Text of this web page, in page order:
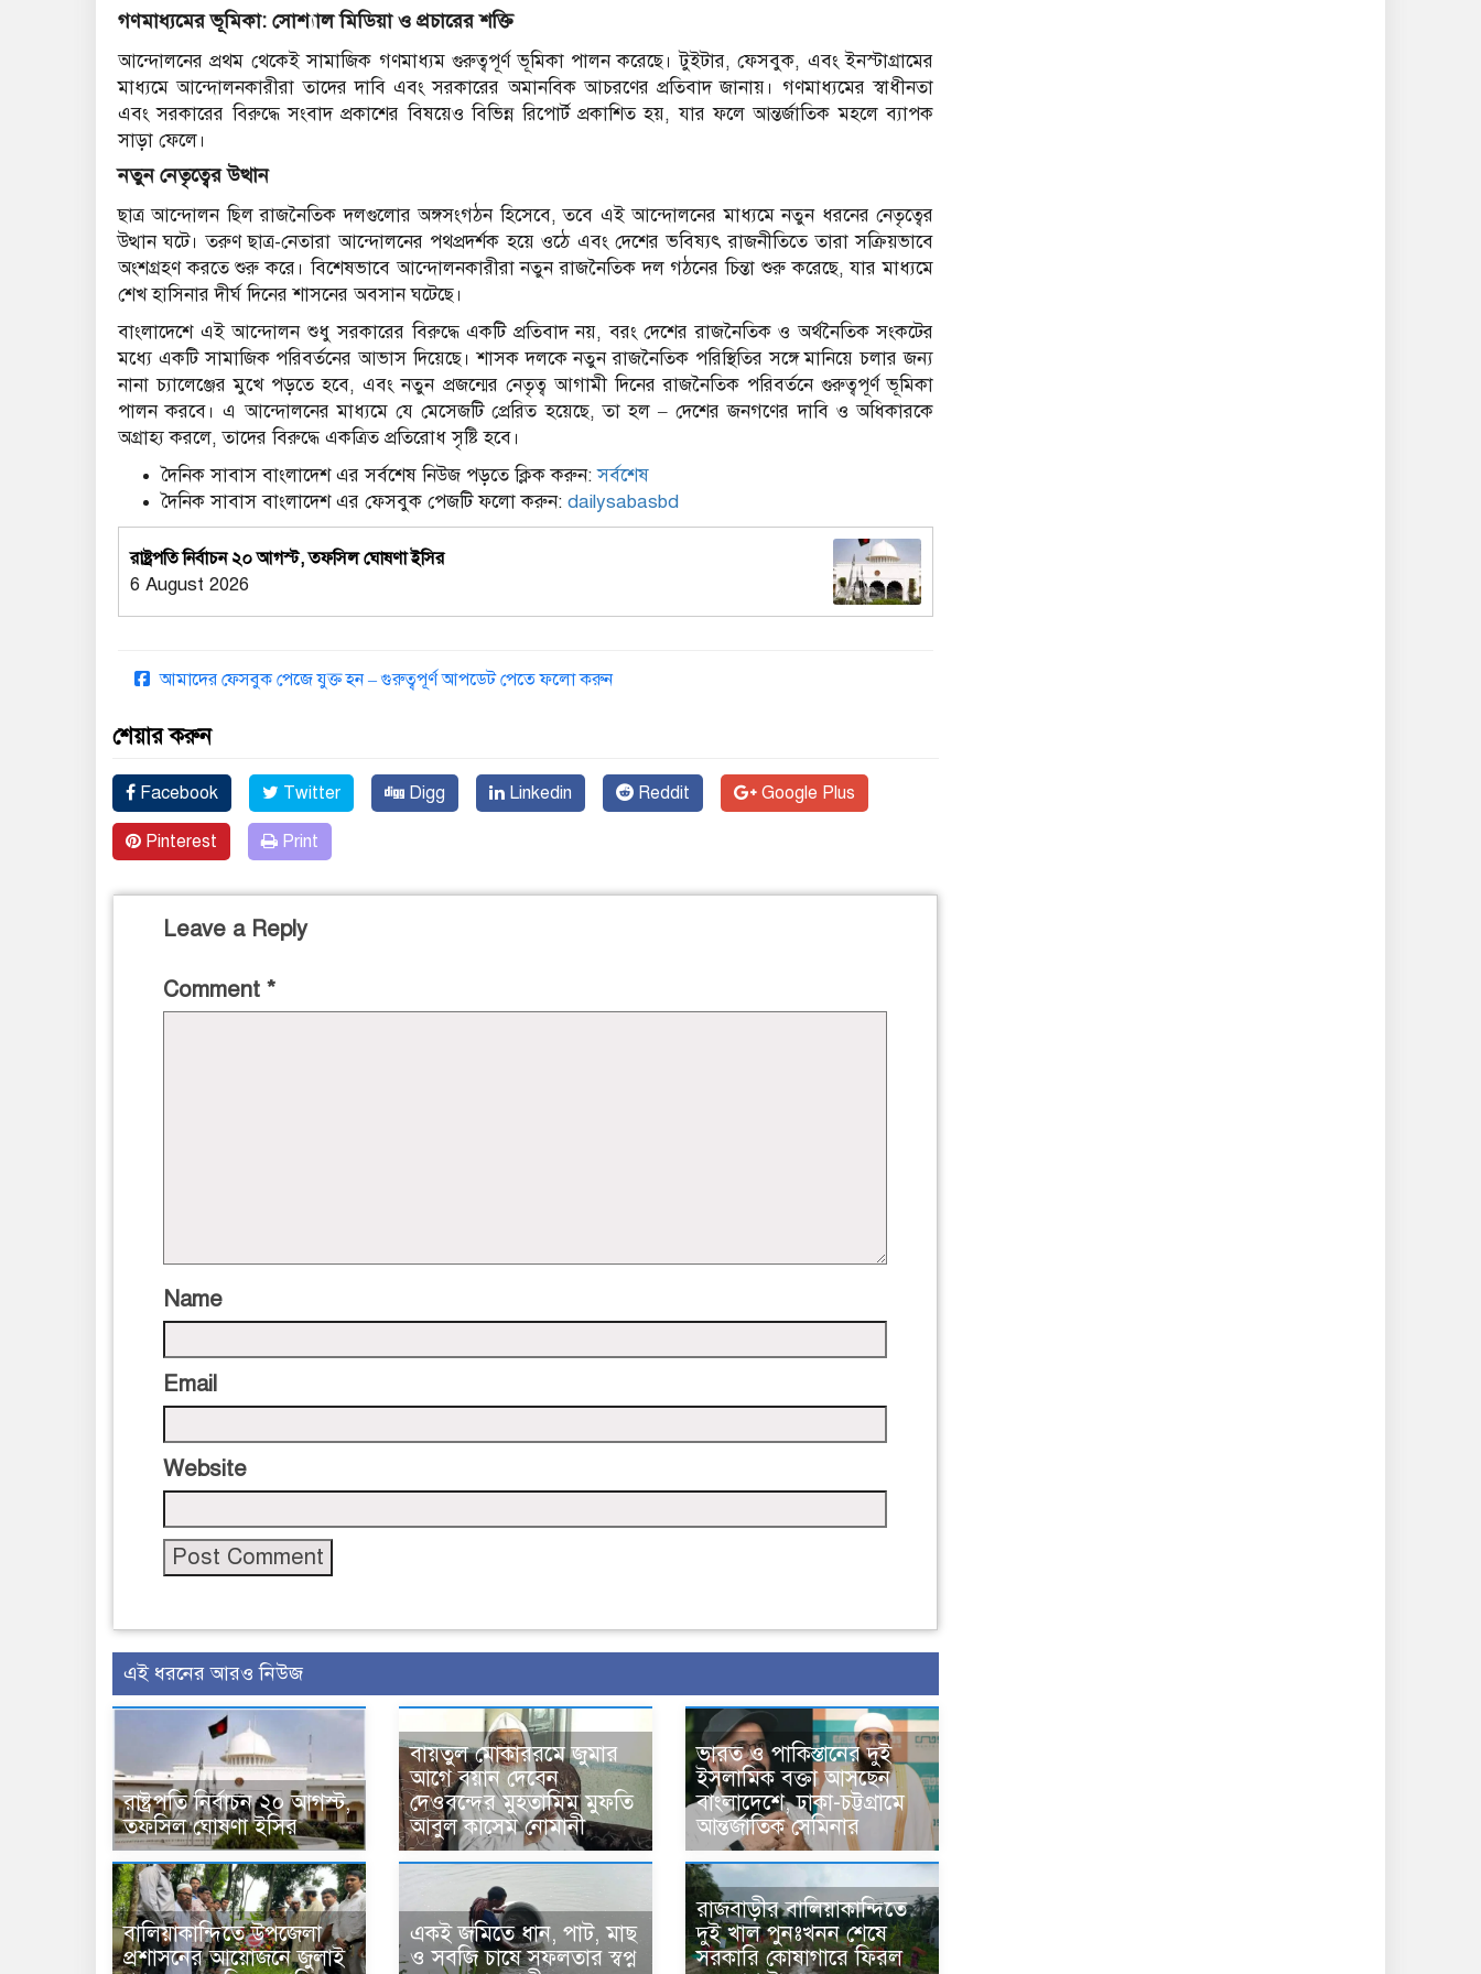
গণমাধ্যমের ভূমিকা: সোশ্যাল মিডিয়া ও প্রচারের শক্তি
আন্দোলনের প্রথম থেকেই সামাজিক গণমাধ্যম গুরুত্বপূর্ণ ভূমিকা পালন করেছে। টুইটার, ফেসবুক, এবং ইনস্টাগ্রামের
মাধ্যমে আন্দোলনকারীরা তাদের দাবি এবং সরকারের অমানবিক আচরণের প্রতিবাদ জানায়। গণমাধ্যমের স্বাধীনতা
এবং সরকারের বিরুদ্ধে সংবাদ প্রকাশের বিষয়েও বিভিন্ন রিপোর্ট প্রকাশিত হয়, যার ফলে আন্তর্জাতিক মহলে ব্যাপক
সাড়া ফেলে।
নতুন নেতৃত্বের উত্থান
ছাত্র আন্দোলন ছিল রাজনৈতিক দলগুলোর অঙ্গসংগঠন হিসেবে, তবে এই আন্দোলনের মাধ্যমে নতুন ধরনের নেতৃত্বের
উত্থান ঘটে। তরুণ ছাত্র-নেতারা আন্দোলনের পথপ্রদর্শক হয়ে ওঠে এবং দেশের ভবিষ্যৎ রাজনীতিতে তারা সক্রিয়ভাবে
অংশগ্রহণ করতে শুরু করে। বিশেষভাবে আন্দোলনকারীরা নতুন রাজনৈতিক দল গঠনের চিন্তা শুরু করেছে, যার মাধ্যমে
শেখ হাসিনার দীর্ঘ দিনের শাসনের অবসান ঘটেছে।
বাংলাদেশে এই আন্দোলন শুধু সরকারের বিরুদ্ধে একটি প্রতিবাদ নয়, বরং দেশের রাজনৈতিক ও অর্থনৈতিক সংকটের
মধ্যে একটি সামাজিক পরিবর্তনের আভাস দিয়েছে। শাসক দলকে নতুন রাজনৈতিক পরিস্থিতির সঙ্গে মানিয়ে চলার জন্য
নানা চ্যালেঞ্জের মুখে পড়তে হবে, এবং নতুন প্রজন্মের নেতৃত্ব আগামী দিনের রাজনৈতিক পরিবর্তনে গুরুত্বপূর্ণ ভূমিকা
পালন করবে। এ আন্দোলনের মাধ্যমে যে মেসেজটি প্রেরিত হয়েছে, তা হল – দেশের জনগণের দাবি ও অধিকারকে
অগ্রাহ্য করলে, তাদের বিরুদ্ধে একত্রিত প্রতিরোধ সৃষ্টি হবে।
দৈনিক সাবাস বাংলাদেশ এর সর্বশেষ নিউজ পড়তে ক্লিক করুন:সর্বশেষ
দৈনিক সাবাস বাংলাদেশ এর ফেসবুক পেজটি ফলো করুন: dailysabasbd
রাষ্ট্রপতি নির্বাচন ২০ আগস্ট, তফসিল ঘোষণা ইসির
6 August 2026
আমাদের ফেসবুক পেজে যুক্ত হন – গুরুত্বপূর্ণ আপডেট পেতে ফলো করুন
শেয়ার করুন
Facebook Twitter Digg Linkedin Reddit Google Plus
Pinterest Print
Leave a Reply
Comment *
Name
Email
Website
এই ধরনের আরও নিউজ
রাষ্ট্রপতি নির্বাচন ২০ আগস্ট,
তফসিল ঘোষণা ইসির
বায়তুল মোকাররমে জুমার
আগে বয়ান দেবেন
দেওবন্দের মুহতামিম মুফতি
আবুল কাসেম নোমানী
ভারত ও পাকিস্তানের দুই
ইসলামিক বক্তা আসছেন
বাংলাদেশে, ঢাকা-চট্টগ্রামে
আন্তর্জাতিক সেমিনার
বালিয়াকান্দিতে উপজেলা
প্রশাসনের আয়োজনে জুলাই
একই জমিতে ধান, পাট, মাছ
ও সবজি চাষে সফলতার স্বপ্ন
রাজবাড়ীর বালিয়াকান্দিতে
দুই খাল পুনঃখনন শেষে
সরকারি কোষাগারে ফিরল